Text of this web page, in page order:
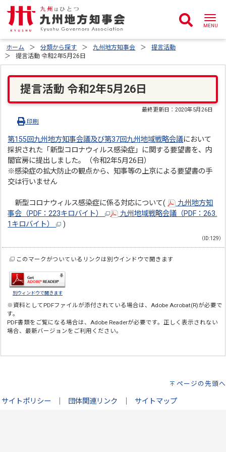
ホーム 分類から探す 九州地方知事会
提言活動
提言活動 令和2年5月26日
提言活動 令和2年5月26日
最終更新日：2020年5月26日
印刷
第155回九州地方知事会議及び第37回九州地域戦略会議において
採択された「新型コロナウィルス感染症」に関する要望書を、内
閣官房に提出しました。（令和2年5月26日）
※感染症の拡大防止の観点から、知事等の上京による要望書の手
交は行いません
新型コロナウィルス感染症に係る対応について(
九州地方知
事会（PDF：223キロバイト）
九州地域戦略会議（PDF：263.
1キロバイト）
)
（ID:129）
このマークがついているリンクは別ウインドウで開きます
別ウィンドウで開きます
※資料としてPDFファイルが添付されている場合は、Adobe Acrobat(R)が必要で
す。
PDF書類をご覧になる場合は、Adobe Readerが必要です。正しく表示されない
場合、最新バージョンをご利用ください。
ページの先頭へ
サイトポリシー 団体関連リンク サイトマップ